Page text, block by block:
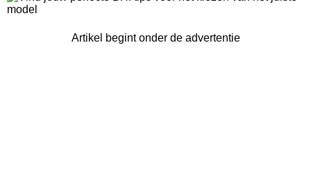
Artikel begint onder de advertentie